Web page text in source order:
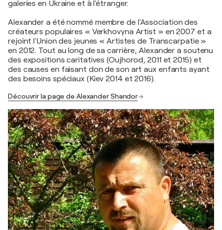
galeries en Ukraine et à l'étranger.
Alexander a été nommé membre de l'Association des
créateurs populaires « Verkhovyna Artist » en 2007 et a
rejoint l'Union des jeunes « Artistes de Transcarpatie »
en 2012. Tout au long de sa carrière, Alexander a soutenu
des expositions caritatives (Oujhorod, 2011 et 2015) et
des causes en faisant don de son art aux enfants ayant
des besoins spéciaux (Kiev 2014 et 2016).
Découvrir la page de Alexander Shandor